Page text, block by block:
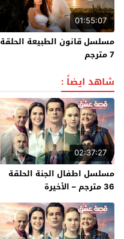
01:55:07
مسلسل قانون الطبيعة الحلقة
7 مترجم
شاهد ايضاً :
02:37:27
مسلسل اطفال الجنة الحلقة
36 مترجم – الأخيرة